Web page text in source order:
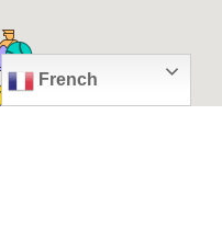
French